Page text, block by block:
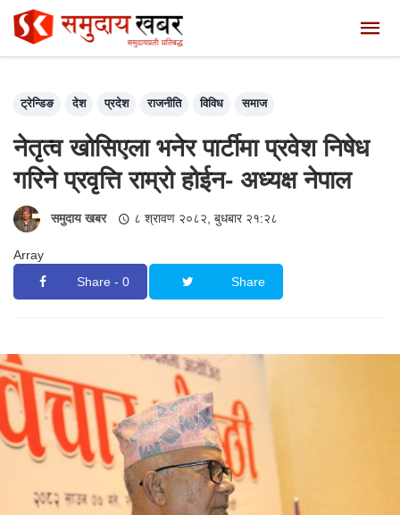
ट्रेन्डिङ देश प्रदेश राजनीति विविध समाज
नेतृत्व खोसिएला भनेर पार्टीमा प्रवेश निषेध
गरिने प्रवृत्ति राम्रो होईन- अध्यक्ष नेपाल
समुदाय खबर ८ श्रावण २०८२, बुधबार २१:२८
Array
Share - 0
Share